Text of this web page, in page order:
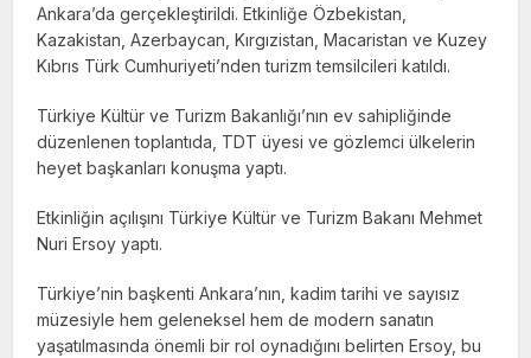
Ankara’da gerçekleştirildi. Etkinliğe Özbekistan,
Kazakistan, Azerbaycan, Kırgızistan, Macaristan ve Kuzey
Kıbrıs Türk Cumhuriyeti’nden turizm temsilcileri katıldı.
Türkiye Kültür ve Turizm Bakanlığı’nın ev sahipliğinde
düzenlenen toplantıda, TDT üyesi ve gözlemci ülkelerin
heyet başkanları konuşma yaptı.
Etkinliğin açılışını Türkiye Kültür ve Turizm Bakanı Mehmet
Nuri Ersoy yaptı.
Türkiye’nin başkenti Ankara’nın, kadim tarihi ve sayısız
müzesiyle hem geleneksel hem de modern sanatın
yaşatılmasında önemli bir rol oynadığını belirten Ersoy, bu